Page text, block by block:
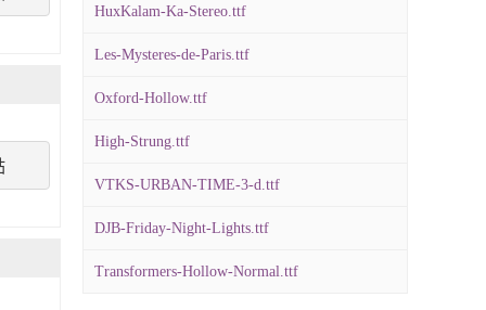
HuxKalam-Ka-Stereo.ttf
Les-Mysteres-de-Paris.ttf
Oxford-Hollow.ttf
High-Strung.ttf
VTKS-URBAN-TIME-3-d.ttf
DJB-Friday-Night-Lights.ttf
Transformers-Hollow-Normal.ttf